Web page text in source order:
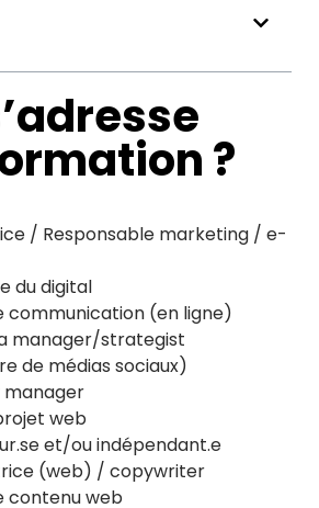
?
/ Responsable marketing / e-
du digital
communication (en ligne)
manager/strategist
de médias sociaux)
web
et/ou indépendant.e
(web) / copywriter
contenu web